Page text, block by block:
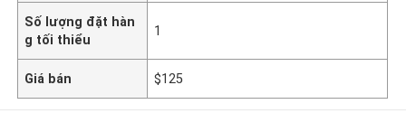
Số lượng đặt hàn
g tối thiểu
1
Giá bán $125